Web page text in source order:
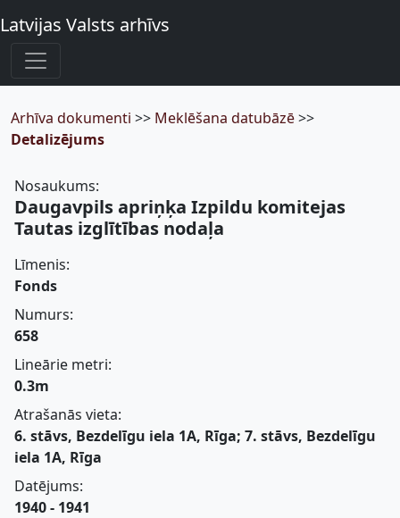
Latvijas Valsts arhīvs
Arhīva dokumenti >> Meklēšana datubāzē>>
Detalizējums
Nosaukums:
Daugavpils apriņķa Izpildu komitejas
Tautas izglītības nodaļa
Līmenis:
Fonds
Numurs:
658
Lineārie metri:
0.3m
Atrašanās vieta:
6. stāvs, Bezdelīgu iela 1A, Rīga; 7. stāvs, Bezdelīgu
iela 1A, Rīga
Datējums:
1940 - 1941